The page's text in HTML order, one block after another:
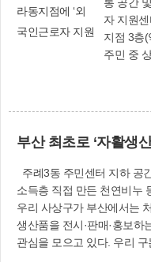
문화교류
가 컨설
프로그램
(☎310-
등 작품
회교육원
성뉴스·
310-
자 지원센터’
지점 3층
주민 중
사무실·
공간을 제
도서관
: 부산시
부산 최초로 ‘자활생
소득층 직접 만든 천연비누
우리 사상구가 부산에서는
생산품을 전시·판매·홍보
관심을 모으고 있다. 우리 구